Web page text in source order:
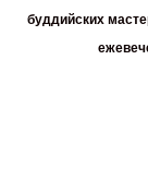
буддийских